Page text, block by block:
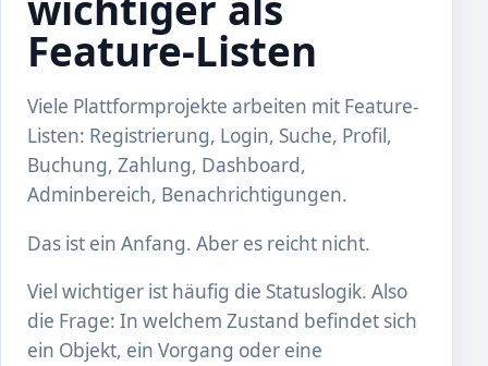
Feature-Listen
Viele Plattformprojekte arbeiten mit Feature-
Listen: Registrierung, Login, Suche, Profil,
Buchung, Zahlung, Dashboard,
Adminbereich, Benachrichtigungen.
Das ist ein Anfang. Aber es reicht nicht.
Viel wichtiger ist häufig die Statuslogik. Also
die Frage: In welchem Zustand befindet sich
ein Objekt, ein Vorgang oder eine